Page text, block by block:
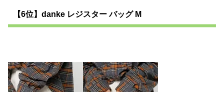
【6位】danke レジスター バッグ M